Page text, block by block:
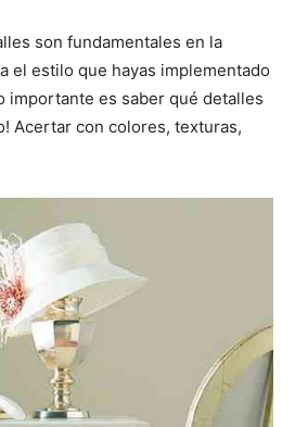
son fundamentales en la
el estilo que hayas implementado
importante es saber qué detalles
Acertar con colores, texturas,